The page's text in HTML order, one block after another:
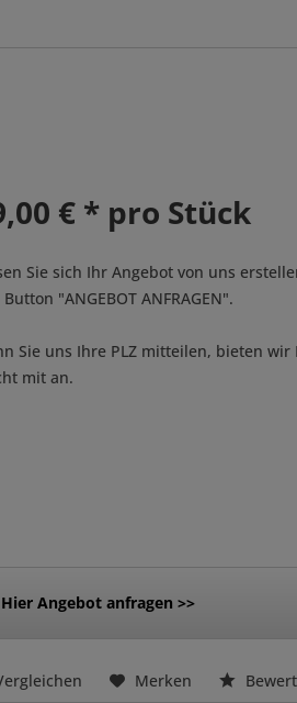
€ * pro Stück
Sie sich Ihr Angebot von uns
"ANGEBOT ANFRAGEN".
Sie uns Ihre PLZ mitteilen, bieten
mit an.
Hier Angebot anfragen >>
Merken